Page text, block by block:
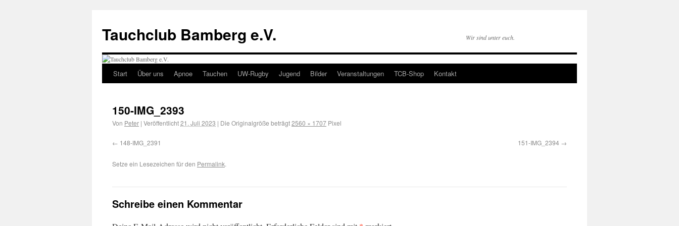
Tauchclub Bamberg e.V. Wir sind unter euch.
Start Über uns Apnoe Tauchen UW-Rugby Jugend Bilder Veranstaltungen TCB-Shop Kontakt
150-IMG_2393
Von Peter | Veröffentlicht21. Juli 2023 | Die Originalgröße beträgt2560 × 1707 Pixel
148-IMG_2391 151-IMG_2394
Setze ein Lesezeichen für den Permalink.
Schreibe einen Kommentar